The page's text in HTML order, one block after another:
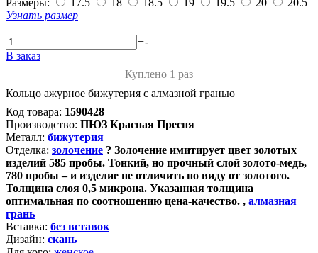
Размеры: 17.5 18 18.5 19 19.5 20
20.5
Узнать размер
+-
В заказ
Куплено 1 раз
Кольцо ажурное бижутерия с алмазной гранью
Код товара: 1590428
Производство: ПЮЗ Красная Пресня
Металл: бижутерия
Отделка: золочение ? Золочение имитирует цвет золотых
изделий 585 пробы. Тонкий, но прочный слой золото-медь,
780 пробы – и изделие не отличить по виду от золотого.
Толщина слоя 0,5 микрона. Указанная толщина
оптимальная по соотношению цена-качество. , алмазная
грань
Вставка: без вставок
Дизайн: скань